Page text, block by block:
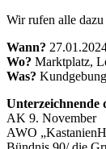
Wir rufen alle
Wann?
Wo? Marktplatz,
Was?
Unterzeichnende
AK 9. November
AWO